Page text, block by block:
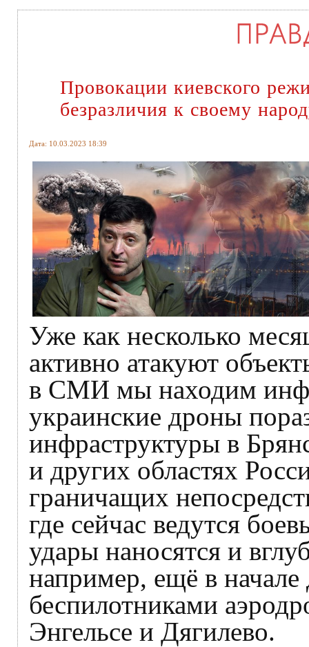
Провокации киевского
безразличия к своему
Дата: 10.03.2023 18:39
Уже как несколько
активно атакуют
в СМИ мы находим
украинские дроны
инфраструктуры в
и других областях
граничащих
где сейчас ведутся
удары наносятся и
например, ещё в начале
беспилотниками
Энгельсе и Дягилево.